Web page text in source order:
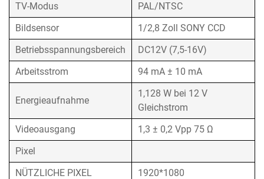
TV-Modus
PAL/NTSC
Bildsensor
1/2,8 Zoll SONY CCD
Betriebsspannungsbereich
DC12V (7,5-16V)
Arbeitsstrom
94 mA ± 10 mA
Energieaufnahme
1,128 W bei 12 V
Gleichstrom
Videoausgang
1,3 ± 0,2 Vpp 75 Ω
Pixel
NÜTZLICHE PIXEL
1920*1080